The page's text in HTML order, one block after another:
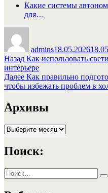
Какие системы
для…
admins18.05.2026
Навигация
по
записям
Назад Предыдущая
запись:
Как использовать
интерьере
Далее Следующая
запись:
Как правильно
чтобы избежать проблем в
Архивы
Архивы
Поиск:
Искать: